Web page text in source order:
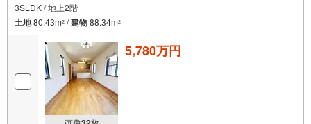
3SLDK / 地上2階
土地80.43m2 /建物88.34m2
5,780万円